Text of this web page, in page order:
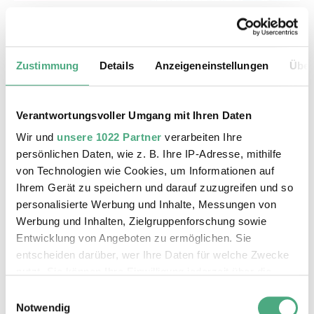
Zustimmung Details Anzeigeneinstellungen
Verantwortungsvoller Umgang mit Ihren Daten
Wir und unsere 1022 Partner verarbeiten Ihre
persönlichen Daten, wie z. B. Ihre IP-Adresse, mithilfe
von Technologien wie Cookies, um Informationen auf
Ihrem Gerät zu speichern und darauf zuzugreifen und so
personalisierte Werbung und Inhalte, Messungen von
Werbung und Inhalten, Zielgruppenforschung sowie
Entwicklung von Angeboten zu ermöglichen. Sie
entscheiden darüber, wer Ihre Daten für welche Zwecke
Trigger Symbol ändern oder widerrufen
Notwendig
ÖFFENTLICHE FÜHRUNG
Der Erzschrägaufzug der Völklinger Hütte mit
Copyright: Weltkulturerbe Völklinger Hütte | Karl
©
Das Weltkulturerbe Völklinger Hütte